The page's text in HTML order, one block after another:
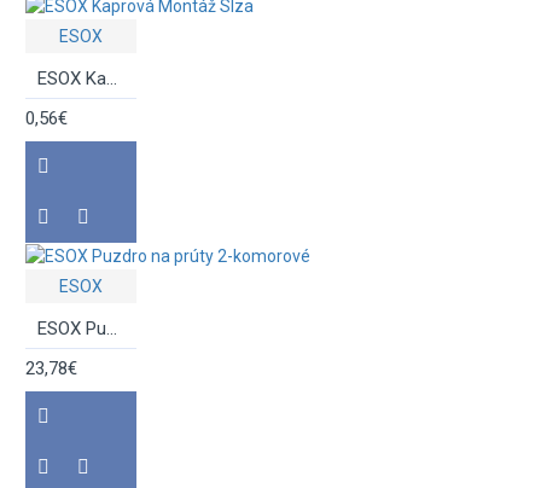
TAŚKY, PÚZDRA,
Umelé nástrahy
Vábničky
Zadná brzda
ESOX
ESOX Kaprová Montáž Slza
0,56€
ESOX
ESOX Puzdro na prúty 2-komorové
23,78€